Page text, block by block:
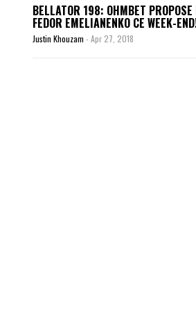
BELLATOR 198: OHMBET
FEDOR EMELIANENKO CE WEEK-
Justin Khouzam - Apr 27, 2018